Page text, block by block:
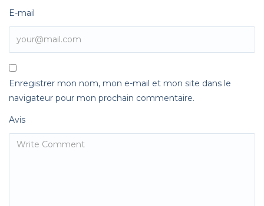
E-mail
Enregistrer mon nom, mon e-mail et mon site dans le
navigateur pour mon prochain commentaire.
Avis